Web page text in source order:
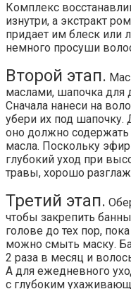
Комплекс
изнутри, а экстракт
придает им блеск или
немного просуши
Второй этап.
маслами, шапочка для
Сначала нанеси на
убери их под
оно должно
масла. Поскольку
глубокий уход при
травы, хорошо
Третий этап.
чтобы закрепить
голове до тех пор,
можно смыть маску.
2 раза в месяц и
А для ежедневного
с глубоким